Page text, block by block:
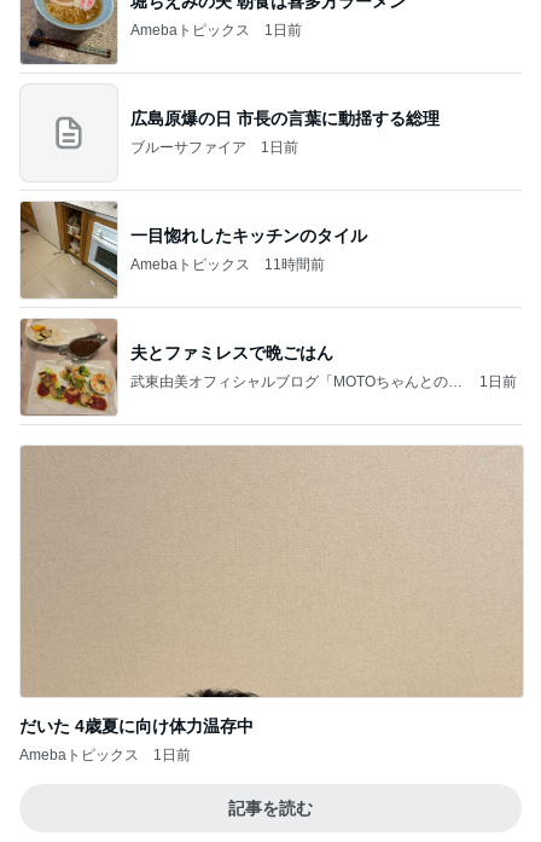
Amebaトピックス 1日前
広島原爆の日 市長の言葉に動揺する総理
ブルーサファイア 1日前
一目惚れしたキッチンのタイル
Amebaトピックス 11時間前
夫とファミレスで晩ごはん
武東由美オフィシャルブログ「MOTOちゃんとのは
1日前
だいた 4歳夏に向け体力温存中
Amebaトピックス 1日前
記事を読む